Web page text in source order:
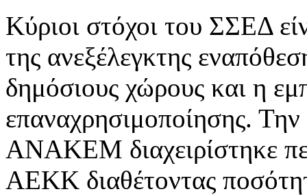
Κύριοι στόχοι του ΣΣΕΔ
της ανεξέλεγκτης
δημόσιους χώρους και η
επαναχρησιμοποίησης.
ΑΝΑΚΕΜ διαχειρίστηκε
ΑΕΚΚ διαθέτοντας